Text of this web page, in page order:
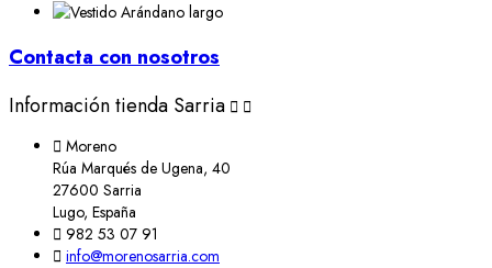
Contacta con nosotros
Información tienda Sarria  
 Moreno
Rúa Marqués de Ugena, 40
27600 Sarria
Lugo, España
 982 53 07 91
 info@morenosarria.com